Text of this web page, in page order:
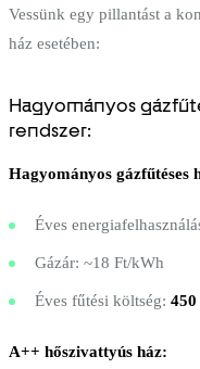
Vessünk egy pillantást a
ház esetében:
Hagyományos
rendszer:
Hagyományos gázfűtéses
Éves
Gázár: ~18 Ft/kWh
Éves fűtési költség:
A++ hőszivattyús ház: